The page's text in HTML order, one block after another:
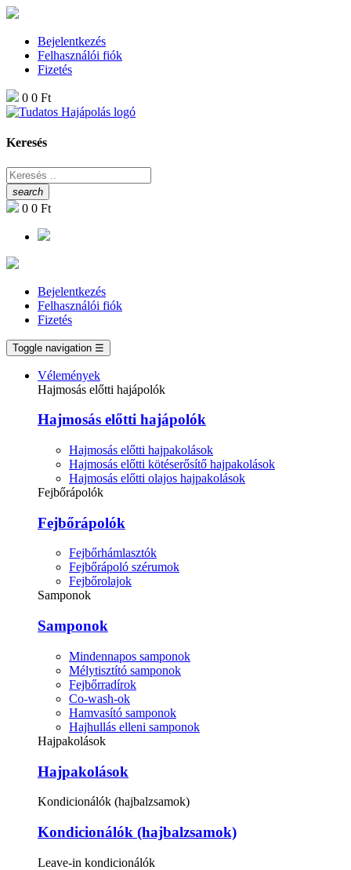
Bejelentkezés
Felhasználói fiók
Fizetés
0 0 Ft
Keresés
search
0 0 Ft
Bejelentkezés
Felhasználói fiók
Fizetés
Toggle navigation ☰
Vélemények
Hajmosás előtti hajápolók
Hajmosás előtti hajápolók
Hajmosás előtti hajpakolások
Hajmosás előtti kötéserősítő hajpakolások
Hajmosás előtti olajos hajpakolások
Fejbőrápolók
Fejbőrápolók
Fejbőrhámlasztók
Fejbőrápoló szérumok
Fejbőrolajok
Samponok
Samponok
Mindennapos samponok
Mélytisztító samponok
Fejbőrradírok
Co-wash-ok
Hamvasító samponok
Hajhullás elleni samponok
Hajpakolások
Hajpakolások
Kondicionálók (hajbalzsamok)
Kondicionálók (hajbalzsamok)
Leave-in kondicionálók